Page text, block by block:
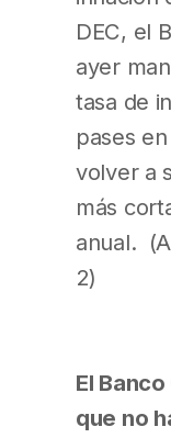
DEC, el
ayer
tasa de
pases
volver a
más
anual.
2)
El
que no